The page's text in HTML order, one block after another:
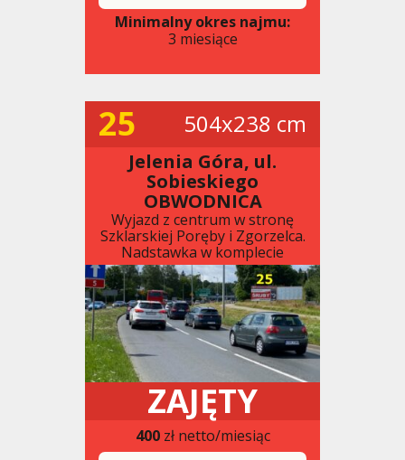
Minimalny okres najmu:
3 miesiące
25 504x238 cm
Jelenia Góra, ul.
Sobieskiego
OBWODNICA
Wyjazd z centrum w stronę
Szklarskiej Poręby i Zgorzelca.
Nadstawka w komplecie
ZAJĘTY
400zł netto/miesiąc